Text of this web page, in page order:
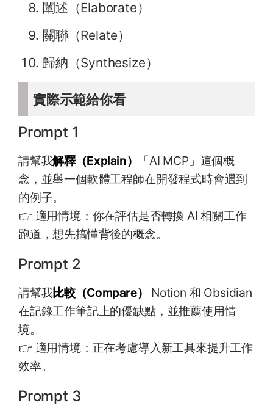
闡述（Elaborate）
關聯（Relate）
歸納（Synthesize）
實際示範給你看
Prompt 1
請幫我解釋（Explain）
「AI MCP」這個概
念，並舉一個軟體工程師在開發程式時會遇到
的例子。
👉 適用情境：你在評估是否轉換 AI 相關工作
跑道，想先搞懂背後的概念。
Prompt 2
請幫我比較（Compare）
Notion 和 Obsidian
在記錄工作筆記上的優缺點，並推薦使用情
境。
👉 適用情境：正在考慮導入新工具來提升工作
效率。
Prompt 3